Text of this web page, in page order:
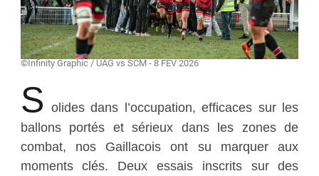
©Infinity Graphic / UAG vs SCM - 8 FEV 2026
S olides dans l’occupation, efficaces sur les
ballons portés et sérieux dans les zones de
combat, nos Gaillacois ont su marquer aux
moments clés. Deux essais inscrits sur des